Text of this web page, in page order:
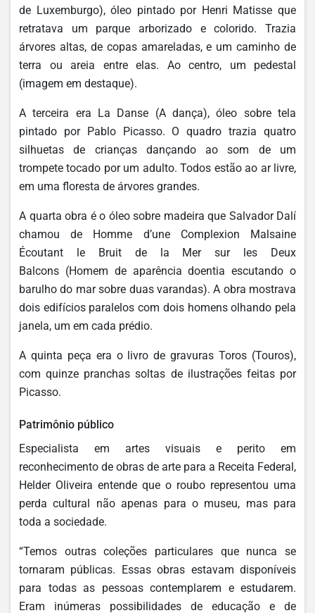
de Luxemburgo), óleo pintado por Henri Matisse que
retratava um parque arborizado e colorido. Trazia
árvores altas, de copas amareladas, e um caminho de
terra ou areia entre elas. Ao centro, um pedestal
(imagem em destaque).
A terceira era La Danse (A dança), óleo sobre tela
pintado por Pablo Picasso. O quadro trazia quatro
silhuetas de crianças dançando ao som de um
trompete tocado por um adulto. Todos estão ao ar livre,
em uma floresta de árvores grandes.
A quarta obra é o óleo sobre madeira que Salvador Dalí
chamou de Homme d’une Complexion Malsaine
Écoutant le Bruit de la Mer sur les Deux
Balcons (Homem de aparência doentia escutando o
barulho do mar sobre duas varandas). A obra mostrava
dois edifícios paralelos com dois homens olhando pela
janela, um em cada prédio.
A quinta peça era o livro de gravuras Toros (Touros),
com quinze pranchas soltas de ilustrações feitas por
Picasso.
Patrimônio público
Especialista em artes visuais e perito em
reconhecimento de obras de arte para a Receita Federal,
Helder Oliveira entende que o roubo representou uma
perda cultural não apenas para o museu, mas para
toda a sociedade.
“Temos outras coleções particulares que nunca se
tornaram públicas. Essas obras estavam disponíveis
para todas as pessoas contemplarem e estudarem.
Eram inúmeras possibilidades de educação e de